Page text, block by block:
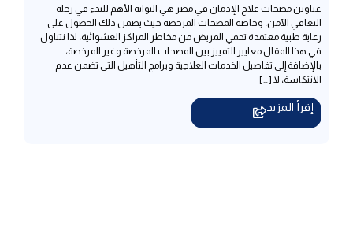
عناوين مصحات علاج الإدمان في مصر هي البوابة الأهم للبدء في رحلة
التعافي الآمن، وخاصة المصحات المرخصة حيث يضمن ذلك الحصول على
رعاية طبية معتمدة تحمي المريض من مخاطر المراكز العشوائية، لذا نتناول
في هذا المقال معايير التمييز بين المصحات المرخصة وغير المرخصة،
بالإضافة إلى تفاصيل الخدمات العلاجية وبرامج التأهيل التي تضمن عدم
الانتكاسة، لا […]
إقرأ المزيد